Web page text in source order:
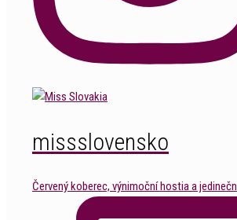
missslovensko
Červený koberec, výnimoční hostia a jedinečn